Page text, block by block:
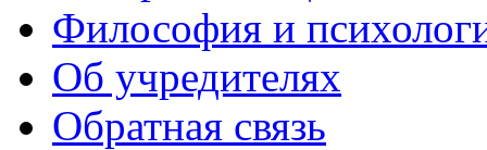
Философия и
Об учредителях
Обратная связь